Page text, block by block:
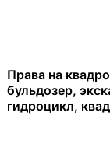
Права на
бульдозер,
гидроцикл,